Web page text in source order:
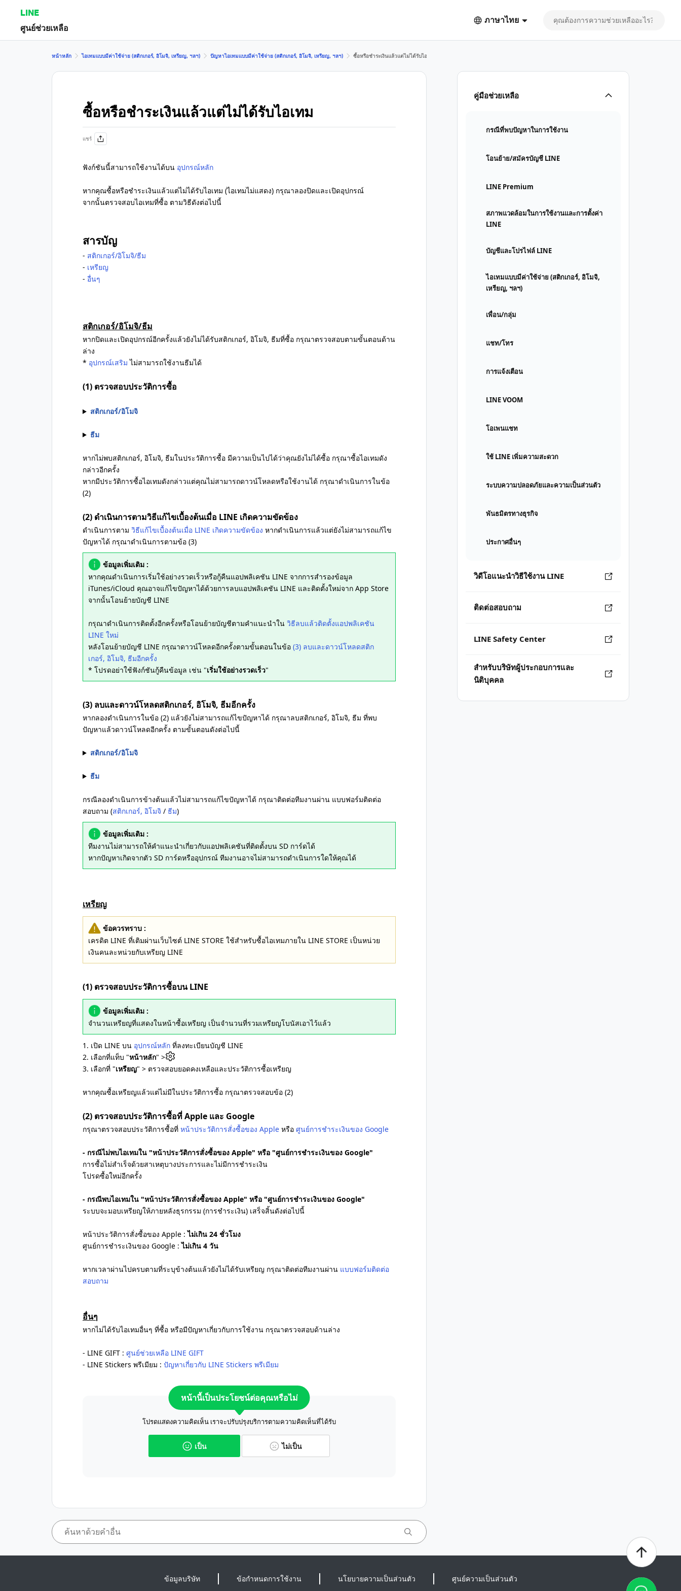
LINE
ศูนย์ช่วยเหลือ
ภาษาไทย
คู่มือช่วยเหลือ
กรณีที่พบปัญหาในการใช้งาน
โอนย้าย/สมัครบัญชี LINE
LINE Premium
สภาพแวดล้อมในการใช้งานและการตั้งค่า
LINE
บัญชีและโปรไฟล์ LINE
ไอเทมแบบมีค่าใช้จ่าย (สติกเกอร์, อิโมจิ,
เหรียญ, ฯลฯ)
เพื่อน/กลุ่ม
แชท/โทร
การแจ้งเตือน
LINE VOOM
โอเพนแชท
ใช้ LINE เพิ่มความสะดวก
ระบบความปลอดภัยและความเป็นส่วนตัว
พันธมิตรทางธุรกิจ
ประกาศอื่นๆ
วิดีโอแนะนำวิธีใช้งาน LINE
ติดต่อสอบถาม
LINE Safety Center
สำหรับบริษัทผู้ประกอบการและ
นิติบุคคล
หน้าหลัก ไอเทมแบบมีค่าใช้จ่าย (สติกเกอร์, อิโมจิ, เหรียญ, ฯลฯ) ปัญหาไอเทมแบบมีค่าใช้จ่าย (สติกเกอร์, อิโมจิ, เหรียญ, ฯลฯ) ซื้อหรือชำระเงินแล้วแต่ไม่ได้รับไอเทม
ซื้อหรือชำระเงินแล้วแต่ไม่ได้รับไอเทม
แชร์
ฟังก์ชันนี้สามารถใช้งานได้บน อุปกรณ์หลัก
หากคุณซื้อหรือชำระเงินแล้วแต่ไม่ได้รับไอเทม (ไอเทมไม่แสดง) กรุณาลองปิดและเปิดอุปกรณ์
จากนั้นตรวจสอบไอเทมที่ซื้อ ตามวิธีดังต่อไปนี้
สารบัญ
- สติกเกอร์/อิโมจิ/ธีม
- เหรียญ
- อื่นๆ
สติกเกอร์/อิโมจิ/ธีม
หากปิดและเปิดอุปกรณ์อีกครั้งแล้วยังไม่ได้รับสติกเกอร์, อิโมจิ, ธีมที่ซื้อ กรุณาตรวจสอบตามขั้นตอนด้าน
ล่าง
* อุปกรณ์เสริม ไม่สามารถใช้งานธีมได้
(1) ตรวจสอบประวัติการซื้อ
สติกเกอร์/อิโมจิ
ธีม
หากไม่พบสติกเกอร์, อิโมจิ, ธีมในประวัติการซื้อ มีความเป็นไปได้ว่าคุณยังไม่ได้ซื้อ กรุณาซื้อไอเทมดัง
กล่าวอีกครั้ง
หากมีประวัติการซื้อไอเทมดังกล่าวแต่คุณไม่สามารถดาวน์โหลดหรือใช้งานได้ กรุณาดำเนินการในข้อ
(2)
(2) ดำเนินการตามวิธีแก้ไขเบื้องต้นเมื่อ LINE เกิดความขัดข้อง
ดำเนินการตาม วิธีแก้ไขเบื้องต้นเมื่อ LINE เกิดความขัดข้อง หากดำเนินการแล้วแต่ยังไม่สามารถแก้ไข
ปัญหาได้ กรุณาดำเนินการตามข้อ (3)
ข้อมูลเพิ่มเติม :
หากคุณดำเนินการเริ่มใช้อย่างรวดเร็วหรือกู้คืนแอปพลิเคชัน LINE จากการสำรองข้อมูล
iTunes/iCloud คุณอาจแก้ไขปัญหาได้ด้วยการลบแอปพลิเคชัน LINE และติดตั้งใหม่จาก App Store
จากนั้นโอนย้ายบัญชี LINE
กรุณาดำเนินการติดตั้งอีกครั้งหรือโอนย้ายบัญชีตามคำแนะนำใน วิธีลบแล้วติดตั้งแอปพลิเคชัน
LINE ใหม่
หลังโอนย้ายบัญชี LINE กรุณาดาวน์โหลดอีกครั้งตามขั้นตอนในข้อ (3) ลบและดาวน์โหลดสติก
เกอร์, อิโมจิ, ธีมอีกครั้ง
* โปรดอย่าใช้ฟังก์ชันกู้คืนข้อมูล เช่น "เริ่มใช้อย่างรวดเร็ว"
(3) ลบและดาวน์โหลดสติกเกอร์, อิโมจิ, ธีมอีกครั้ง
หากลองดำเนินการในข้อ (2) แล้วยังไม่สามารถแก้ไขปัญหาได้ กรุณาลบสติกเกอร์, อิโมจิ, ธีม ที่พบ
ปัญหาแล้วดาวน์โหลดอีกครั้ง ตามขั้นตอนดังต่อไปนี้
สติกเกอร์/อิโมจิ
ธีม
กรณีลองดำเนินการข้างต้นแล้วไม่สามารถแก้ไขปัญหาได้ กรุณาติดต่อทีมงานผ่าน แบบฟอร์มติดต่อ
สอบถาม (สติกเกอร์, อิโมจิ / ธีม)
ข้อมูลเพิ่มเติม :
ทีมงานไม่สามารถให้คำแนะนำเกี่ยวกับแอปพลิเคชันที่ติดตั้งบน SD การ์ดได้
หากปัญหาเกิดจากตัว SD การ์ดหรืออุปกรณ์ ทีมงานอาจไม่สามารถดำเนินการใดให้คุณได้
เหรียญ
ข้อควรทราบ :
เครดิต LINE ที่เติมผ่านเว็บไซต์ LINE STORE ใช้สำหรับซื้อไอเทมภายใน LINE STORE เป็นหน่วย
เงินคนละหน่วยกับเหรียญ LINE
(1) ตรวจสอบประวัติการซื้อบน LINE
ข้อมูลเพิ่มเติม :
จำนวนเหรียญที่แสดงในหน้าซื้อเหรียญ เป็นจำนวนที่รวมเหรียญโบนัสเอาไว้แล้ว
1. เปิด LINE บน อุปกรณ์หลัก ที่ลงทะเบียนบัญชี LINE
2. เลือกที่แท็บ "หน้าหลัก" >
3. เลือกที่ "เหรียญ" > ตรวจสอบยอดคงเหลือและประวัติการซื้อเหรียญ
หากคุณซื้อเหรียญแล้วแต่ไม่มีในประวัติการซื้อ กรุณาตรวจสอบข้อ (2)
(2) ตรวจสอบประวัติการซื้อที่ Apple และ Google
กรุณาตรวจสอบประวัติการซื้อที่ หน้าประวัติการสั่งซื้อของ Apple หรือ ศูนย์การชำระเงินของ Google
- กรณีไม่พบไอเทมใน "หน้าประวัติการสั่งซื้อของ Apple" หรือ "ศูนย์การชำระเงินของ Google"
การซื้อไม่สำเร็จด้วยสาเหตุบางประการและไม่มีการชำระเงิน
โปรดซื้อใหม่อีกครั้ง
- กรณีพบไอเทมใน "หน้าประวัติการสั่งซื้อของ Apple" หรือ "ศูนย์การชำระเงินของ Google"
ระบบจะมอบเหรียญให้ภายหลังธุรกรรม (การชำระเงิน) เสร็จสิ้นดังต่อไปนี้
หน้าประวัติการสั่งซื้อของ Apple :ไม่เกิน 24 ชั่วโมง
ศูนย์การชำระเงินของ Google : ไม่เกิน 4 วัน
หากเวลาผ่านไปครบตามที่ระบุข้างต้นแล้วยังไม่ได้รับเหรียญ กรุณาติดต่อทีมงานผ่าน แบบฟอร์มติดต่อ
สอบถาม
อื่นๆ
หากไม่ได้รับไอเทมอื่นๆ ที่ซื้อ หรือมีปัญหาเกี่ยวกับการใช้งาน กรุณาตรวจสอบด้านล่าง
- LINE GIFT : ศูนย์ช่วยเหลือ LINE GIFT
- LINE Stickers พรีเมียม : ปัญหาเกี่ยวกับ LINE Stickers พรีเมียม
หน้านี้เป็นประโยชน์ต่อคุณหรือไม่
โปรดแสดงความคิดเห็น เราจะปรับปรุงบริการตามความคิดเห็นที่ได้รับ
เป็น ไม่เป็น
ข้อมูลบริษัท ข้อกำหนดการใช้งาน นโยบายความเป็นส่วนตัว ศูนย์ความเป็นส่วนตัว